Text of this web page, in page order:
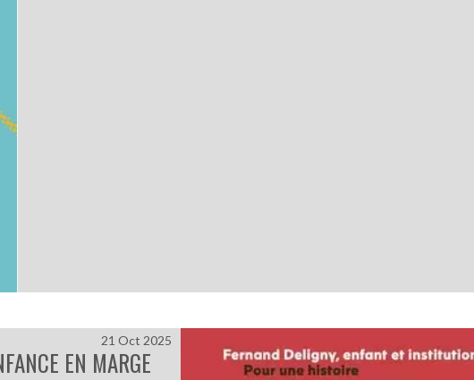
EN MARGE
21 Oct 2025